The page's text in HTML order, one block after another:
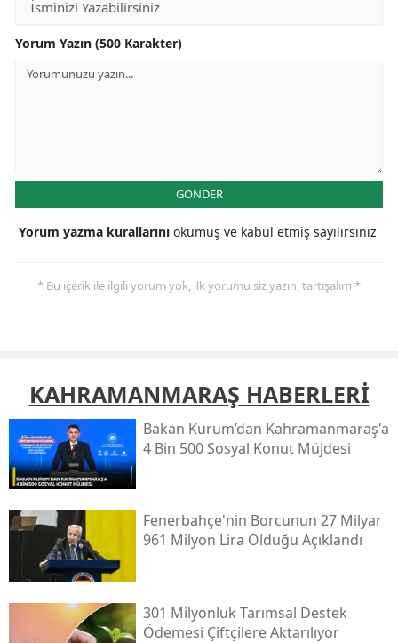
Yorum Yazın (500 Karakter)
GÖNDER
Yorum yazma kurallarını okumuş ve kabul etmiş sayılırsınız
* Bu içerik ile ilgili yorum yok, ilk yorumu siz yazın, tartışalım *
KAHRAMANMARAŞ HABERLERİ
Bakan Kurum’dan Kahramanmaraş'a
4 Bin 500 Sosyal Konut Müjdesi
Fenerbahçe'nin Borcunun 27 Milyar
961 Milyon Lira Olduğu Açıklandı
301 Milyonluk Tarımsal Destek
Ödemesi Çiftçilere Aktarılıyor